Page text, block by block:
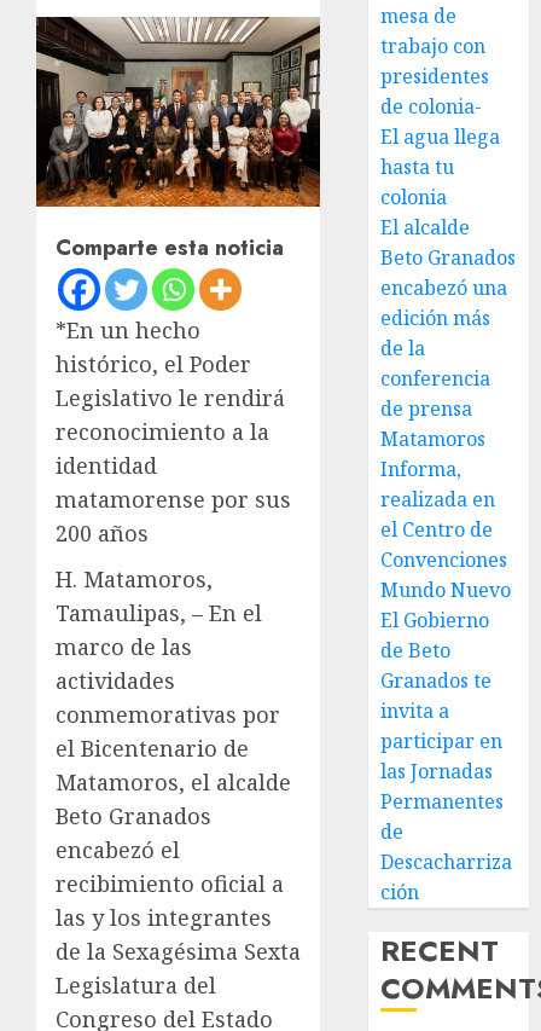
Comparte esta noticia
*En un hecho
histórico, el Poder
Legislativo le rendirá
reconocimiento a la
identidad
matamorense por sus
200 años
H. Matamoros,
Tamaulipas, – En el
marco de las
actividades
conmemorativas por
el Bicentenario de
Matamoros, el alcalde
Beto Granados
encabezó el
recibimiento oficial a
las y los integrantes
de la Sexagésima Sexta
Legislatura del
Congreso del Estado
mesa de
trabajo con
presidentes
de colonia-
El agua llega
hasta tu
colonia
El alcalde
Beto Granados
encabezó una
edición más
de la
conferencia
de prensa
Matamoros
Informa,
realizada en
el Centro de
Convenciones
Mundo Nuevo
El Gobierno
de Beto
Granados te
invita a
participar en
las Jornadas
Permanentes
de
Descacharriza
ción
RECENT